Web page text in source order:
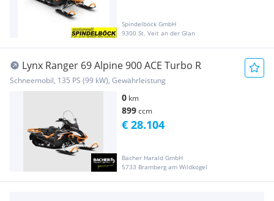
Spindelböck GmbH
9300 St. Veit an der Glan
Lynx Ranger 69 Alpine 900 ACE Turbo R
Schneemobil, 135 PS (99 kW), Gewährleistung
0 km
899ccm
Bacher Harald GmbH
5733 Bramberg am Wildkogel
€ 28.104